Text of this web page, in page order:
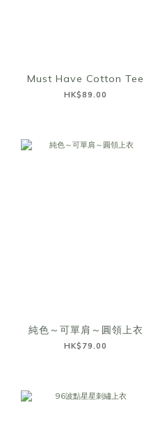
Must Have Cotton Tee
HK$89.00
純色～可單肩～圓領上衣
HK$79.00